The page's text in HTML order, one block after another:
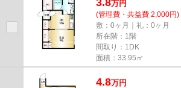
3.8万円
(管理費・共益費 2,000円)
敷：0ヶ月｜礼：0ヶ月
所在階：1階
間取り：1DK
面積：33.95㎡
4.8万円